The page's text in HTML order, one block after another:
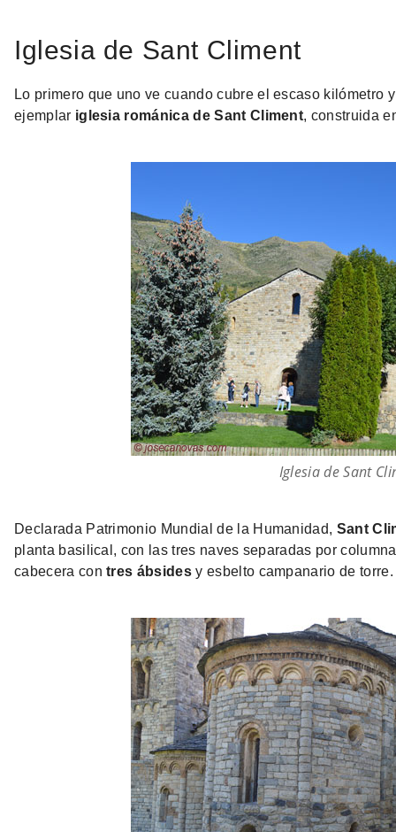
Iglesia de Sant Climent
Lo primero que uno ve cuando cubre el escaso kilómetro
ejemplar iglesia románica de Sant Climent, construida
Iglesia de Sant
Declarada Patrimonio Mundial de la Humanidad, Sant
planta basilical, con las tres naves separadas por
cabecera contres ábsides y esbelto campanario de torre.